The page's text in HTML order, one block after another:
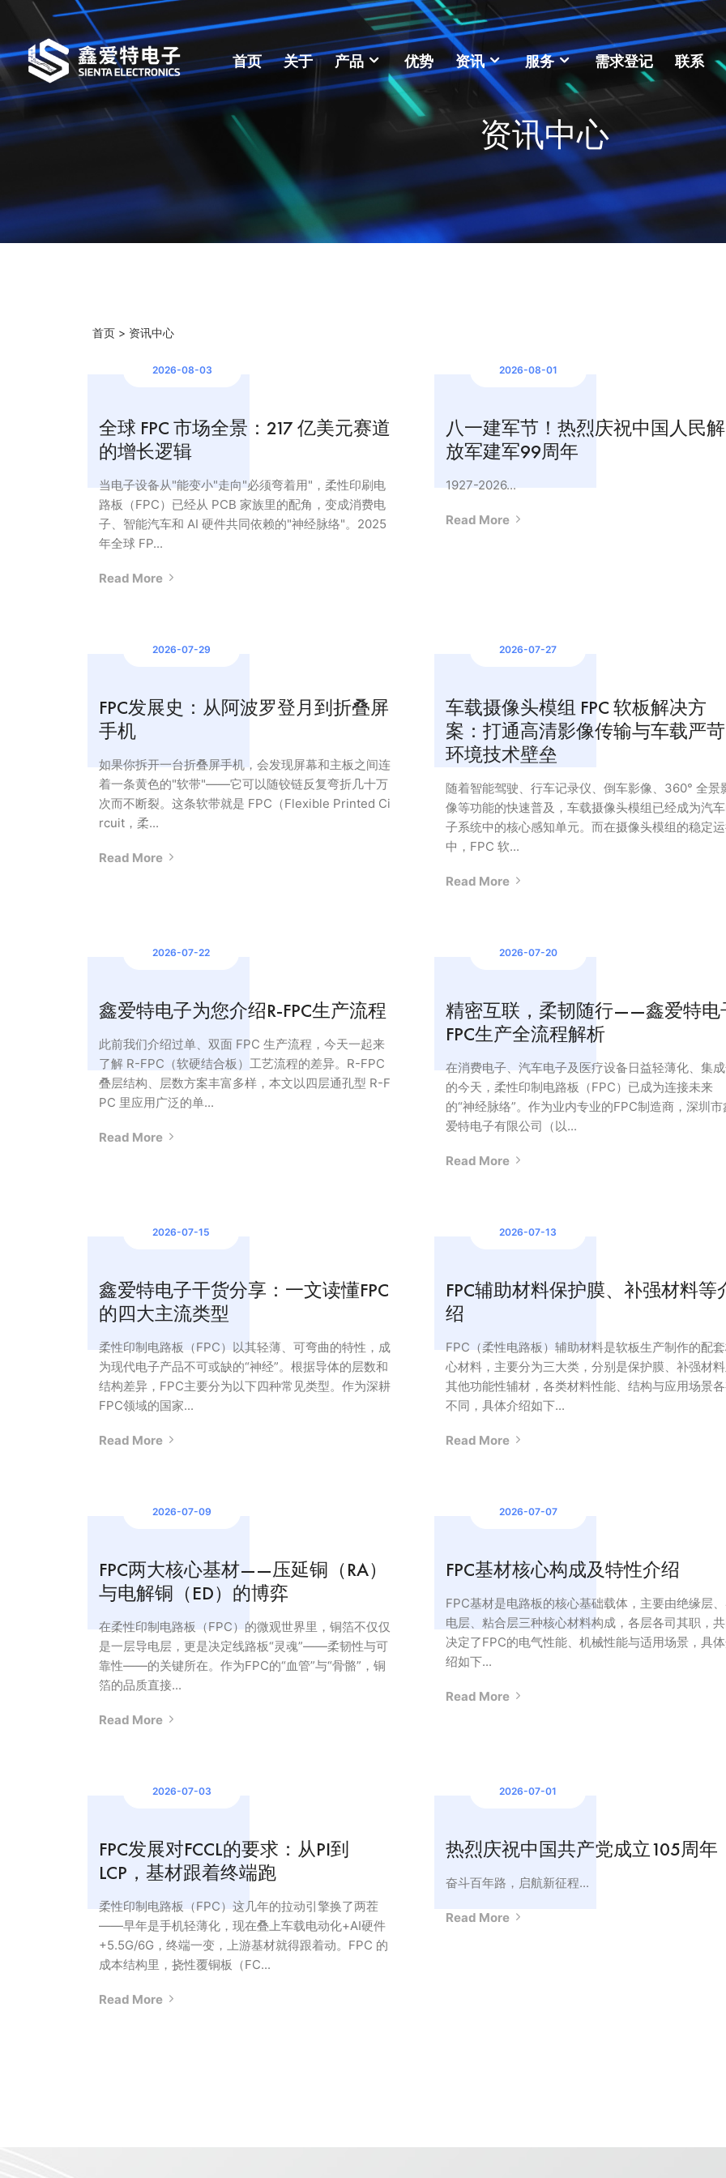
首页 关于 产品 优势 资讯 服务 需求登记 联系
资讯中心
首页 > 资讯中心
2026-08-03
全球 FPC 市场全景：217 亿美元赛道
的增长逻辑
当电子设备从"能变小"走向"必须弯着用"，柔性印刷电
路板（FPC）已经从 PCB 家族里的配角，变成消费电
子、智能汽车和 AI 硬件共同依赖的"神经脉络"。2025
年全球 FP...
Read More
2026-08-01
八一建军节！热烈庆祝中国人民解
放军建军99周年
1927-2026...
Read More
2026-07-29
FPC发展史：从阿波罗登月到折叠屏
手机
如果你拆开一台折叠屏手机，会发现屏幕和主板之间连
着一条黄色的"软带"——它可以随铰链反复弯折几十万
次而不断裂。这条软带就是 FPC（Flexible Printed Ci
rcuit，柔...
Read More
2026-07-27
车载摄像头模组 FPC 软板解决方
案：打通高清影像传输与车载严苛
环境技术壁垒
随着智能驾驶、行车记录仪、倒车影像、360° 全景
像等功能的快速普及，车载摄像头模组已经成为汽
子系统中的核心感知单元。而在摄像头模组的稳定
中，FPC 软...
Read More
2026-07-22
鑫爱特电子为您介绍R-FPC生产流程
此前我们介绍过单、双面 FPC 生产流程，今天一起来
了解 R-FPC（软硬结合板）工艺流程的差异。R-FPC
叠层结构、层数方案丰富多样，本文以四层通孔型 R-F
PC 里应用广泛的单...
Read More
2026-07-20
精密互联，柔韧随行——鑫爱特电
FPC生产全流程解析
在消费电子、汽车电子及医疗设备日益轻薄化、集
的今天，柔性印制电路板（FPC）已成为连接未来
的“神经脉络”。作为业内专业的FPC制造商，深圳市
爱特电子有限公司（以...
Read More
2026-07-15
鑫爱特电子干货分享：一文读懂FPC
的四大主流类型
柔性印制电路板（FPC）以其轻薄、可弯曲的特性，成
为现代电子产品不可或缺的“神经”。根据导体的层数和
结构差异，FPC主要分为以下四种常见类型。作为深耕
FPC领域的国家...
Read More
2026-07-13
FPC辅助材料保护膜、补强材料等
绍
FPC（柔性电路板）辅助材料是软板生产制作的配
心材料，主要分为三大类，分别是保护膜、补强材料
其他功能性辅材，各类材料性能、结构与应用场景
不同，具体介绍如下...
Read More
2026-07-09
FPC两大核心基材——压延铜（RA）
与电解铜（ED）的博弈
在柔性印制电路板（FPC）的微观世界里，铜箔不仅仅
是一层导电层，更是决定线路板“灵魂”——柔韧性与可
靠性——的关键所在。作为FPC的“血管”与“骨骼”，铜
箔的品质直接...
Read More
2026-07-07
FPC基材核心构成及特性介绍
FPC基材是电路板的核心基础载体，主要由绝缘层
电层、粘合层三种核心材料构成，各层各司其职，
决定了FPC的电气性能、机械性能与适用场景，具
绍如下...
Read More
2026-07-03
FPC发展对FCCL的要求：从PI到
LCP，基材跟着终端跑
柔性印制电路板（FPC）这几年的拉动引擎换了两茬
——早年是手机轻薄化，现在叠上车载电动化+AI硬件
+5.5G/6G，终端一变，上游基材就得跟着动。FPC 的
成本结构里，挠性覆铜板（FC...
Read More
2026-07-01
热烈庆祝中国共产党成立105周年
奋斗百年路，启航新征程...
Read More